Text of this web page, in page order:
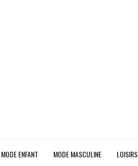
MODE ENFANT MODE MASCULINE LOISIRS